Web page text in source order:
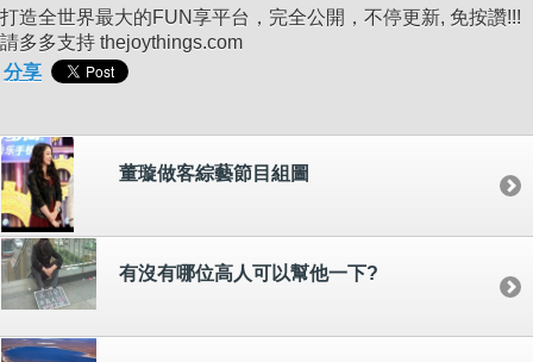
打造全世界最大的FUN享平台，完全公開，不停更新, 免按讚!!!
請多多支持 thejoythings.com
分享
董璇做客綜藝節目組圖
有沒有哪位高人可以幫他一下?